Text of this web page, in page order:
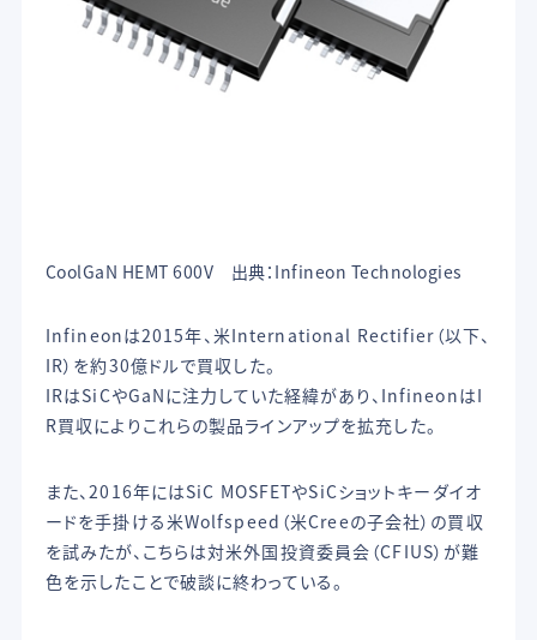
CoolGaN HEMT 600V 出典：Infineon Technologies
Infineonは2015年、米International Rectifier（以下、
IR）を約30億ドルで買収した。
IRはSiCやGaNに注力していた経緯があり、InfineonはI
R買収によりこれらの製品ラインアップを拡充した。
また、2016年にはSiC MOSFETやSiCショットキーダイオ
ードを手掛ける米Wolfspeed（米Creeの子会社）の買収
を試みたが、こちらは対米外国投資委員会（CFIUS）が難
色を示したことで破談に終わっている。